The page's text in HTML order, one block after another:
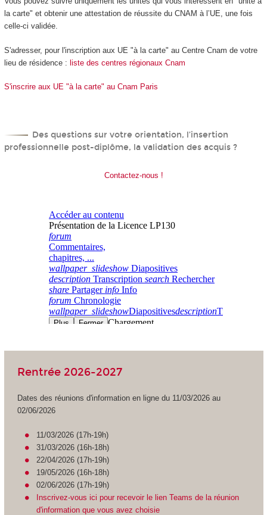
la carte" et obtenir une attestation de réussite du CNAM à l’UE, une fois
celle-ci validée.
S'adresser, pour l'inscription aux UE "à la carte" au Centre Cnam de votre
lieu de résidence : liste des centres régionaux Cnam
S'inscrire aux UE "à la carte" au Cnam Paris
Des questions sur votre orientation, l’insertion
professionnelle post-diplôme, la validation des acquis ?
Contactez-nous !
Rentrée 2026-2027
Dates des réunions d'information en ligne du 11/03/2026 au
02/06/2026
11/03/2026 (17h-19h)
31/03/2026 (16h-18h)
22/04/2026 (17h-19h)
19/05/2026 (16h-18h)
02/06/2026 (17h-19h)
Inscrivez-vous ici pour recevoir le lien Teams de la réunion
d'information que vous avez choisie